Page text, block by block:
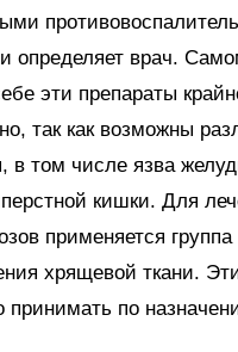
определяет врач.
эти препараты
так как возможны
в том числе язва
кишки. Для
применяется
хрящевой ткани.
принимать по